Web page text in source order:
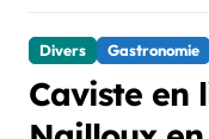
Divers Gastronomie
Caviste en